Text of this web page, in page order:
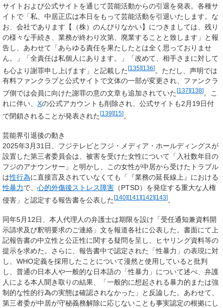
サイトおよび公式サイトを通じて芸能活動からの引退を発表。各種サ
イトで「私、中居正広は本日をもって芸能活動を引退いたします。 な
お、会社であります【（株）のんびりなかい】につきましては、残り
の様々な手続き、業務が終わり次第、廃業することと致します」と報
告し、あわせて「あらゆる責任を果たしたとは全く思っておりませ
ん。」「全責任は私個人にあります。」「改めて、相手さまに対して
も心より謝罪申し上げます」と記載した[135][136]
。ただし、声明では
有料ファンクラブと公式サイトで文体の一部が変更され、ファンクラ
ブ側では会員に向けた謝罪の意の文章も追加されていた [137][138] 。こ
れに伴い、 Xの公式アカウントも削除され、公式サイトも2月19日付
で閉鎖されることが発表された[139][15]。
芸能界引退後の動き
2025年3月31日、フジテレビとフジ・メディア・ホールディングスが
設置した第三者委員会は、被害を受けた女性について「入社数年目の
フジのアナウンサー」と明かし、この女性が中居から受けたトラブル
は性行為に直接言及されていなくても「『業務の延長線上』における
性暴力で、 心的外傷後ストレス障害 （PTSD）を発症する重大な人権
侵害」と認定する報告書を公表した [140][141 ][142][143] 。
同年5月12日、本人代理人の弁護士は期限を設け「受任通知兼資料開
示請求及び釈明要求のご連絡」文を報道各社に公表した。書面にて上
記報告書の中立性と公正性に関する疑問を呈し、ヒヤリング資料等の
提示を求めた。さらに、報告書中で認定された「性暴力」の表現に対
し、WHO定義を採用したことについて漫然と使用していると批判
し、普通の日本人や一般的な日本語の「性暴力」について述べ、弁護
人による本人聞き取りの結果、「一般的に想起される暴力的または強
制的な性的行為の実態は確認されなかった」と反論した。あわせて、
第三者委が中居が守秘義務解除に応じないことも事実認定の根拠にし